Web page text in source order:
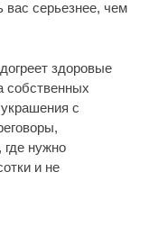
вас серьезнее, чем
здоровые
собственных
с
нужно
и не